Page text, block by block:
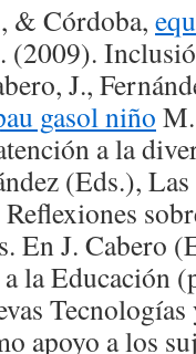
& Córdoba,
(2009).
J.,
gasol niño
a la
(Eds.),
En J. Cabero
la Educación
apoyo a los